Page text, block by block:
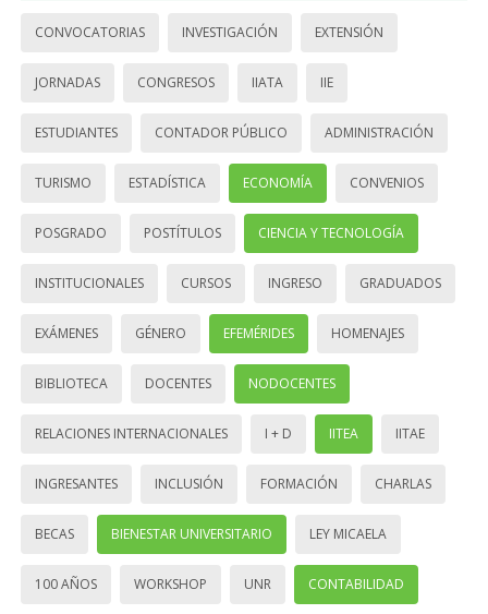
CONVOCATORIAS INVESTIGACIÓN EXTENSIÓN
JORNADAS CONGRESOS IIATA IIE
ESTUDIANTES CONTADOR PÚBLICO ADMINISTRACIÓN
TURISMO ESTADÍSTICA ECONOMÍA CONVENIOS
POSGRADO POSTÍTULOS CIENCIA Y TECNOLOGÍA
INSTITUCIONALES CURSOS INGRESO GRADUADOS
EXÁMENES GÉNERO EFEMÉRIDES HOMENAJES
BIBLIOTECA DOCENTES NODOCENTES
RELACIONES INTERNACIONALES I + D IITEA IITAE
INGRESANTES INCLUSIÓN FORMACIÓN CHARLAS
BECAS BIENESTAR UNIVERSITARIO LEY MICAELA
100 AÑOS WORKSHOP UNR CONTABILIDAD